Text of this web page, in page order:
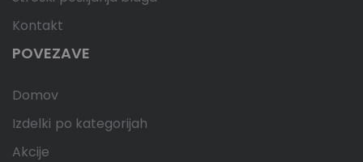
Kontakt
POVEZAVE
Domov
Izdelki po kategorijah
Akcije